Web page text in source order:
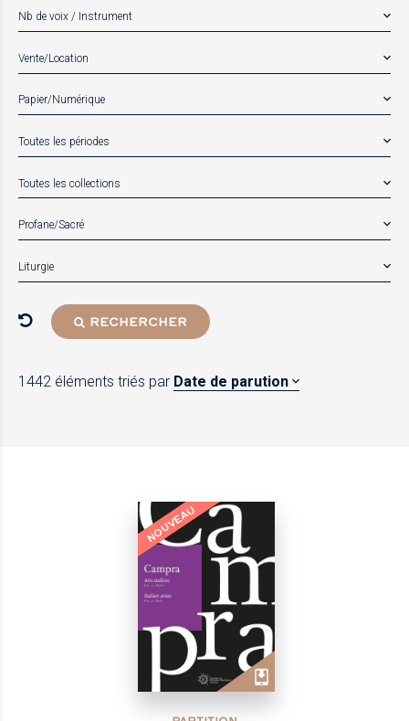
Nb de voix / Instrument
Vente/Location
Papier/Numérique
Toutes les périodes
Toutes les collections
Profane/Sacré
Liturgie
RECHERCHER
1442 éléments triés par Date de parution
NOUVEAU